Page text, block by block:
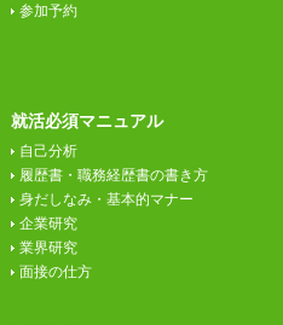
参加予約
就活必須マニュアル
自己分析
履歴書・職務経歴書の書き方
身だしなみ・基本的マナー
企業研究
業界研究
面接の仕方